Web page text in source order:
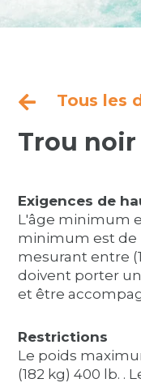
 Tous les
Trou noir
Exigences de
L'âge minimum
minimum est de
mesurant entre
doivent porter
et être
Restrictions
Le poids
(182 kg) 400 lb. .